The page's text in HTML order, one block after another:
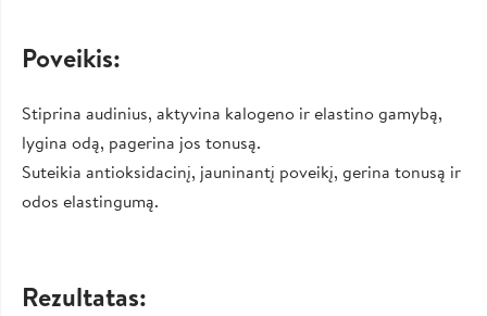
Poveikis:
Stiprina audinius, aktyvina kalogeno ir elastino gamybą,
lygina odą, pagerina jos tonusą.
Suteikia antioksidacinį, jauninantį poveikį, gerina tonusą ir
odos elastingumą.
Rezultatas: